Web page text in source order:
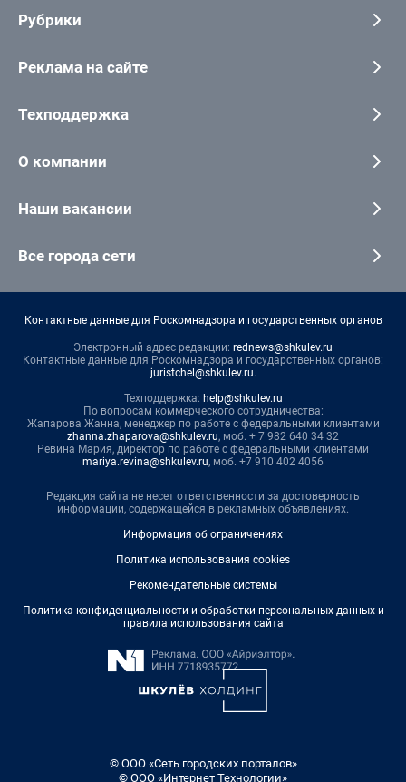
Рубрики
Реклама на сайте
Техподдержка
О компании
Наши вакансии
Все города сети
Контактные данные для Роскомнадзора и государственных органов
Электронный адрес редакции: rednews@shkulev.ru
Контактные данные для Роскомнадзора и государственных органов:
juristchel@shkulev.ru.
Техподдержка: help@shkulev.ru
По вопросам коммерческого сотрудничества:
Жапарова Жанна, менеджер по работе с федеральными клиентами
zhanna.zhaparova@shkulev.ru, моб. + 7 982 640 34 32
Ревина Мария, директор по работе с федеральными клиентами
mariya.revina@shkulev.ru, моб. +7 910 402 4056
Редакция сайта не несет ответственности за достоверность
информации, содержащейся в рекламных объявлениях.
Информация об ограничениях
Политика использования cookies
Рекомендательные системы
Политика конфиденциальности и обработки персональных данных и
правила использования сайта
© ООО «Сеть городских порталов»
© ООО «Интернет Технологии»